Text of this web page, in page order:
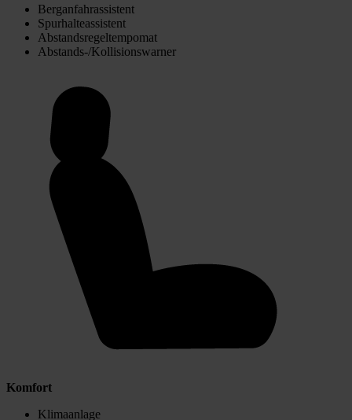
Berganfahrassistent
Spurhalteassistent
Abstandsregeltempomat
Abstands-/Kollisionswarner
Komfort
Klimaanlage